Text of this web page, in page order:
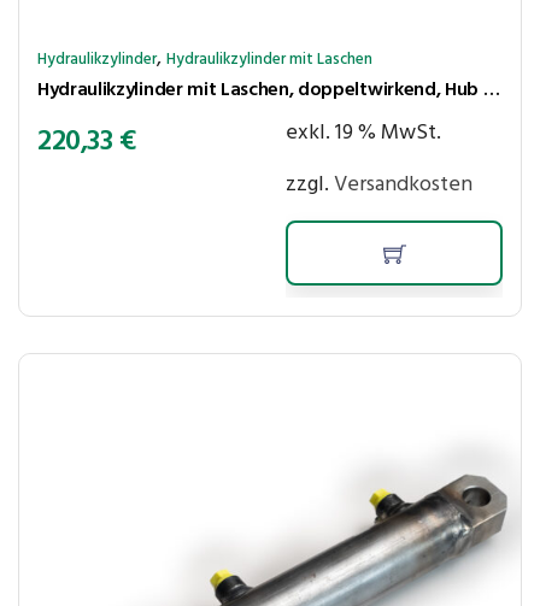
Hydraulikzylinder,Hydraulikzylinder mit Laschen
Hydraulikzylinder mit Laschen, doppeltwirkend, Hub 600 mm, Kolben ⌀50 mm, Stange ⌀25 mm
220,33€
exkl. 19 % MwSt.
zzgl.Versandkosten